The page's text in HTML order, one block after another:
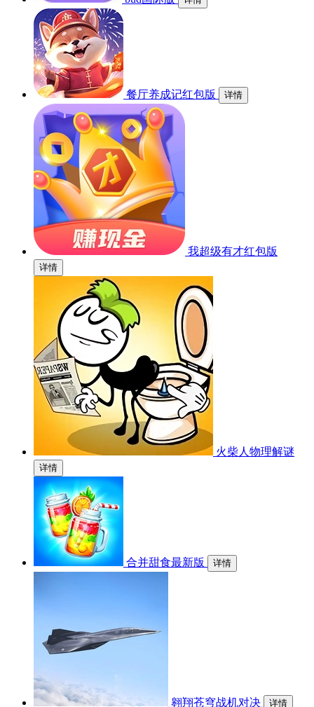
餐厅养成记红包版 详情
我超级有才红包版
详情
火柴人物理解谜
详情
合并甜食最新版 详情
翱翔苍穹战机对决 详情